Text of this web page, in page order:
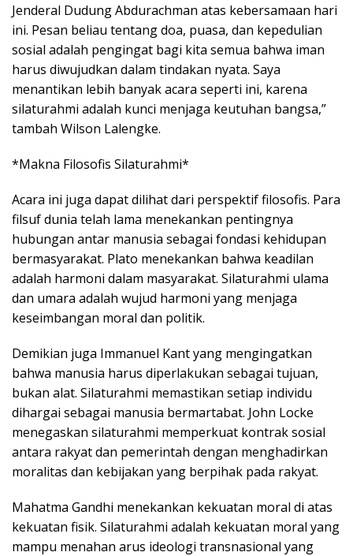
Jenderal Dudung Abdurachman atas kebersamaan hari
ini. Pesan beliau tentang doa, puasa, dan kepedulian
sosial adalah pengingat bagi kita semua bahwa iman
harus diwujudkan dalam tindakan nyata. Saya
menantikan lebih banyak acara seperti ini, karena
silaturahmi adalah kunci menjaga keutuhan bangsa,”
tambah Wilson Lalengke.
*Makna Filosofis Silaturahmi*
Acara ini juga dapat dilihat dari perspektif filosofis. Para
filsuf dunia telah lama menekankan pentingnya
hubungan antar manusia sebagai fondasi kehidupan
bermasyarakat. Plato menekankan bahwa keadilan
adalah harmoni dalam masyarakat. Silaturahmi ulama
dan umara adalah wujud harmoni yang menjaga
keseimbangan moral dan politik.
Demikian juga Immanuel Kant yang mengingatkan
bahwa manusia harus diperlakukan sebagai tujuan,
bukan alat. Silaturahmi memastikan setiap individu
dihargai sebagai manusia bermartabat. John Locke
menegaskan silaturahmi memperkuat kontrak sosial
antara rakyat dan pemerintah dengan menghadirkan
moralitas dan kebijakan yang berpihak pada rakyat.
Mahatma Gandhi menekankan kekuatan moral di atas
kekuatan fisik. Silaturahmi adalah kekuatan moral yang
mampu menahan arus ideologi transnasional yang